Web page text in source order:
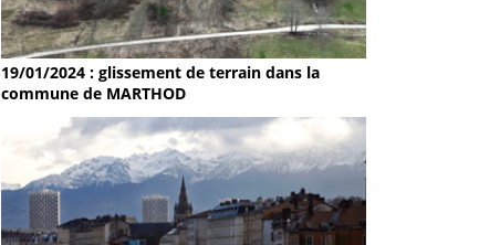
19/01/2024 : glissement de terrain dans la
commune de MARTHOD